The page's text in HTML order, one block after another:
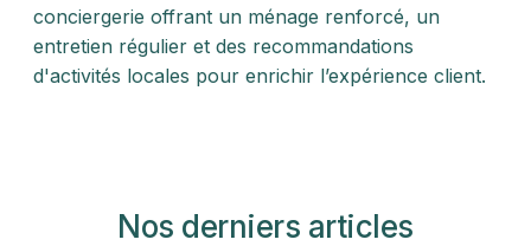
conciergerie offrant un ménage renforcé, un
entretien régulier et des recommandations
d'activités locales pour enrichir l’expérience client.
Nos derniers articles